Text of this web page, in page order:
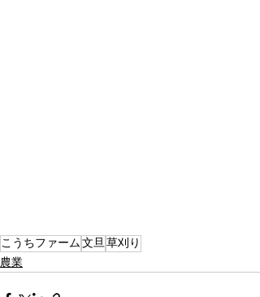
こうちファーム文旦草刈り
農業